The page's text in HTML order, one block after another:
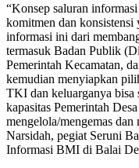
“Konsep saluran
komitmen dan konsistensi
informasi ini dari
termasuk Badan Publik
Pemerintah Kecamatan,
kemudian menyiapkan
TKI dan keluarganya bisa
kapasitas Pemerintah
mengelola/mengemas
Narsidah, pegiat Seruni
Informasi BMI di Balai